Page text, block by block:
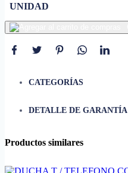
UNIDAD
CATEGORÍAS
DETALLE DE GARANTÍA
Productos similares